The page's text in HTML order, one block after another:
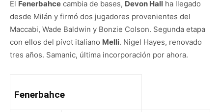
El Fenerbahce cambia de bases, Devon Hall ha llegado
desde Milán y firmó dos jugadores provenientes del
Maccabi, Wade Baldwin y Bonzie Colson. Segunda etapa
con ellos del pívot italiano Melli. Nigel Hayes, renovado
tres años. Samanic, última incorporación por ahora.
Fenerbahce